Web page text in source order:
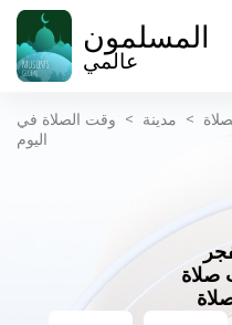
المسلمون
عالمي
> مدينة > وقت الصلاة في Bonny - نيجيريا 📢 أذان
اليوم
صلاة